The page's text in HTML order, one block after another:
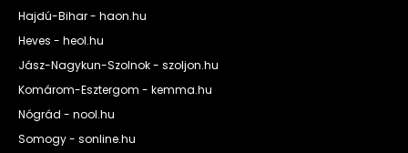
Hajdú-Bihar - haon.hu
Heves - heol.hu
Jász-Nagykun-Szolnok - szoljon.hu
Komárom-Esztergom - kemma.hu
Nógrád - nool.hu
Somogy - sonline.hu